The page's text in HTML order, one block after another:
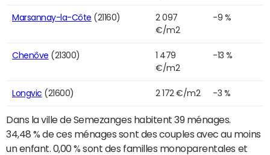
Marsannay-la-Côte (21160)
2 097
€/m2
-9 %
Chenôve (21300)
1 479
€/m2
-13 %
Longvic (21600) 2 172 €/m2 -3 %
Dans la ville de Semezanges habitent 39 ménages.
34,48 % de ces ménages sont des couples avec au moins
un enfant. 0,00 % sont des familles monoparentales et